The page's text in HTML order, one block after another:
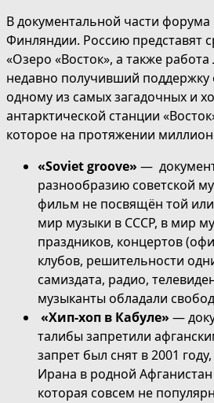
В документальной части
Финляндии. Россию представят
«Озеро «Восток», а также
недавно получивший
одному из самых загадочных и
антарктической станции
которое на протяжении
«Soviet groove» —
разнообразию советской
фильм не посвящён той или
мир музыки в СССР, в мир
праздников, концертов
клубов, решительности
самиздата, радио,
музыканты обладали
«Хип-хоп в Кабуле» —
талибы запретили
запрет был снят в 2001
Ирана в родной
которая совсем не